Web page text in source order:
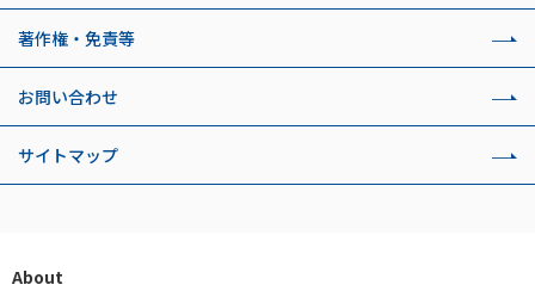
著作権・免責等
お問い合わせ
サイトマップ
About